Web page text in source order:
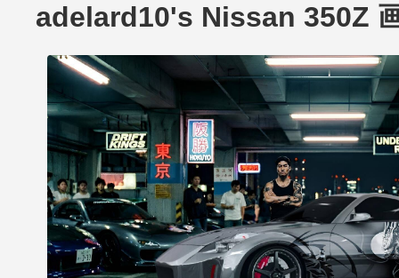
adelard10's Nissan 350Z